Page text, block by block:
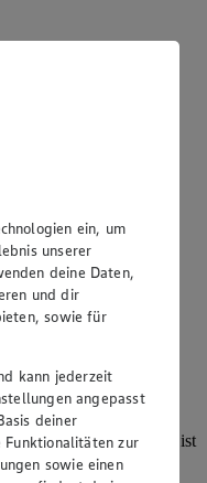
§ 27a UStG:
Jürgen
(Vorstandsmitglied),
geschützt. Der
den auf dieser
zu
des Urheberrechts ist
von Bildmaterial
ein, um
unserer
deine Daten,
und dir
sowie für
kann jederzeit
angepasst
deiner
zur
sowie einen